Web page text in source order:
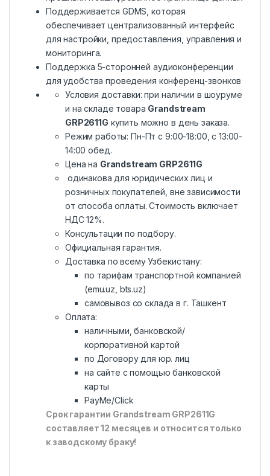
Поддерживается GDMS, которая
обеспечивает централизованный интерфейс
для настройки, предоставления, управления и
мониторинга.
Поддержка 5-сторонней аудиоконференции
для удобства проведения конференц-звонков
Условия доставки: при наличии в шоуруме
и на складе товара Grandstream
GRP2611G купить можно в день заказа.
Режим работы: Пн-Пт с 9:00-18:00, c 13:00-
14:00 обед.
Цена на Grandstream GRP2611G
одинакова для юридических лиц и
розничных покупателей, вне зависимости
от способа оплаты. Стоимость включает
НДС 12%.
Консультации по подбору.
Официальная гарантия.
Доставка по всему Узбекистану:
по тарифам транспортной компанией
(emu.uz, bts.uz)
самовывоз со склада в г. Ташкент
Оплата:
наличными, банковской/
корпоративной картой
по Договору для юр. лиц
на сайте с помощью банковской
карты
PayMe/Click
Срок гарантии Grandstream GRP2611G
составляет 12 месяцев и относится только
к заводскому браку!